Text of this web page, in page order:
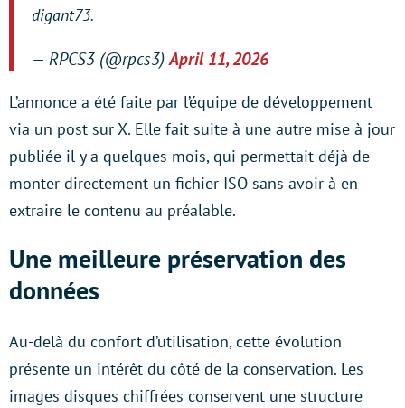
digant73.
— RPCS3 (@rpcs3)April 11, 2026
L’annonce a été faite par l’équipe de développement
via un post sur X. Elle fait suite à une autre mise à jour
publiée il y a quelques mois, qui permettait déjà de
monter directement un fichier ISO sans avoir à en
extraire le contenu au préalable.
Une meilleure préservation des
données
Au-delà du confort d’utilisation, cette évolution
présente un intérêt du côté de la conservation. Les
images disques chiffrées conservent une structure